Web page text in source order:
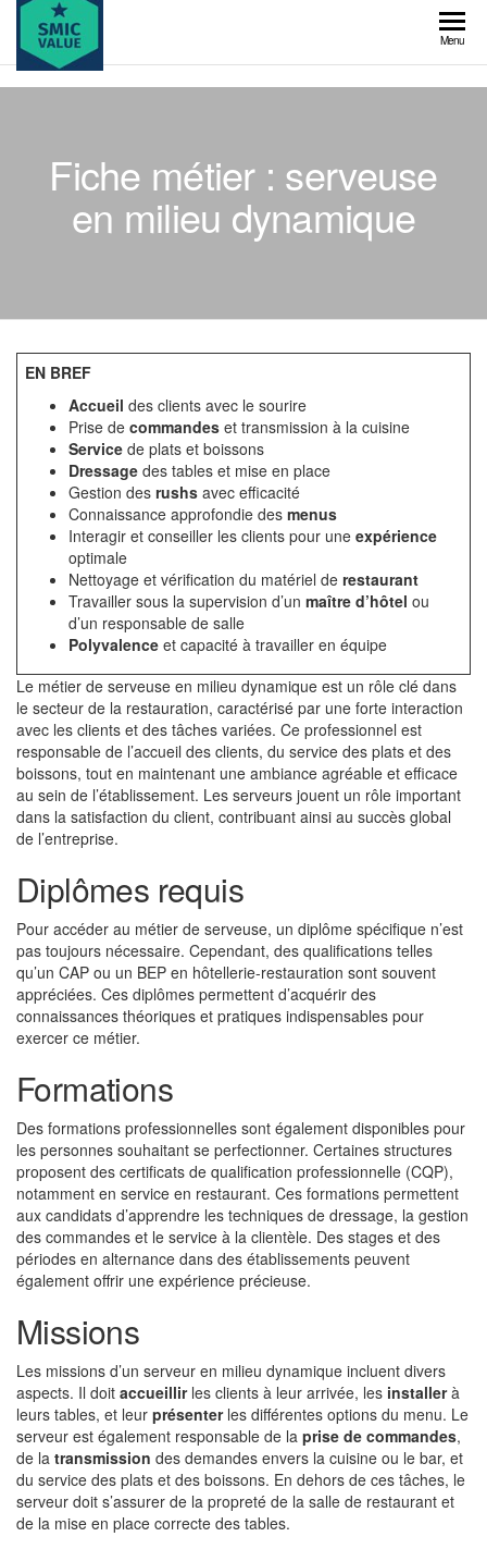
Skip
the
content
value
Menu
Fiche métier : serveuse
en milieu dynamique
EN BREF
Accueil des clients avec le sourire
Prise de commandes et transmission à la cuisine
Service de plats et boissons
Dressage des tables et mise en place
Gestion des rushs avec efficacité
Connaissance approfondie des menus
Interagir et conseiller les clients pour une expérience
optimale
Nettoyage et vérification du matériel de restaurant
Travailler sous la supervision d’un maître d’hôtel ou
d’un responsable de salle
Polyvalence et capacité à travailler en équipe
Le métier de serveuse en milieu dynamique est un rôle clé dans
le secteur de la restauration, caractérisé par une forte interaction
avec les clients et des tâches variées. Ce professionnel est
responsable de l’accueil des clients, du service des plats et des
boissons, tout en maintenant une ambiance agréable et efficace
au sein de l’établissement. Les serveurs jouent un rôle important
dans la satisfaction du client, contribuant ainsi au succès global
de l’entreprise.
Diplômes requis
Pour accéder au métier de serveuse, un diplôme spécifique n’est
pas toujours nécessaire. Cependant, des qualifications telles
qu’un CAP ou un BEP en hôtellerie-restauration sont souvent
appréciées. Ces diplômes permettent d’acquérir des
connaissances théoriques et pratiques indispensables pour
exercer ce métier.
Formations
Des formations professionnelles sont également disponibles pour
les personnes souhaitant se perfectionner. Certaines structures
proposent des certificats de qualification professionnelle (CQP),
notamment en service en restaurant. Ces formations permettent
aux candidats d’apprendre les techniques de dressage, la gestion
des commandes et le service à la clientèle. Des stages et des
périodes en alternance dans des établissements peuvent
également offrir une expérience précieuse.
Missions
Les missions d’un serveur en milieu dynamique incluent divers
aspects. Il doit accueillirles clients à leur arrivée, les installerà
leurs tables, et leur présenterles différentes options du menu. Le
serveur est également responsable de la prise de commandes,
de la transmission des demandes envers la cuisine ou le bar, et
du service des plats et des boissons. En dehors de ces tâches, le
serveur doit s’assurer de la propreté de la salle de restaurant et
de la mise en place correcte des tables.